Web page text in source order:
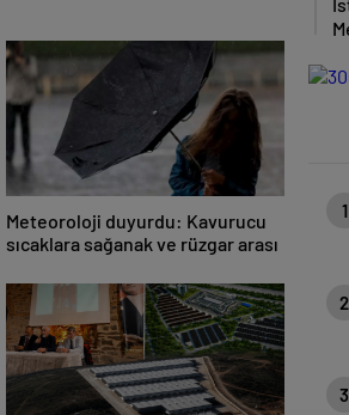
Meteoroloji duyurdu: Kavurucu
sıcaklara sağanak ve rüzgar arası
1
2
3